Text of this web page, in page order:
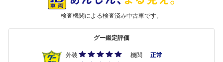
検査機関による検査済み中古車です。
グー鑑定評価
外装 機関
正常